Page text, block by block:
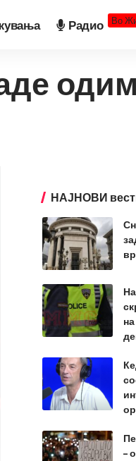
Радио Во
НАЈНОВИ
–